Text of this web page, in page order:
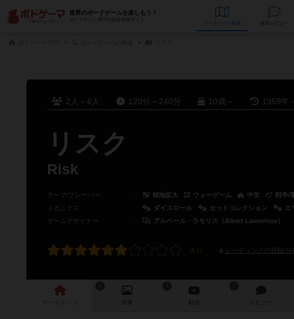
世界のボードゲームを楽しもう！
ボードゲーム専門の総合情報サイト
データベース
2人～6人 120分～240分 10歳～ 1959年
リスク
Risk
テーマ/フレーバー ： 領地拡大 ウォーゲーム 中世
戦争/
メカニクス
： ダイスロール セットコレクション エ
ゲームデザイナー
： アルベール・ラモリス（Albert Lamorisse）
レーティングの登録/分
ゲーム 画像 レビュー